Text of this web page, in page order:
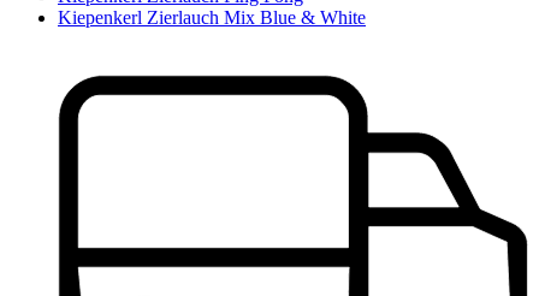
Kiepenkerl Zierlauch Mix Blue & White